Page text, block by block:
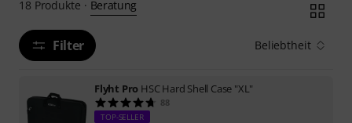
18 Produkte · Beratung
Filter Beliebtheit
Flyht Pro HSC Hard Shell Case "XL"
88
TOP-SELLER